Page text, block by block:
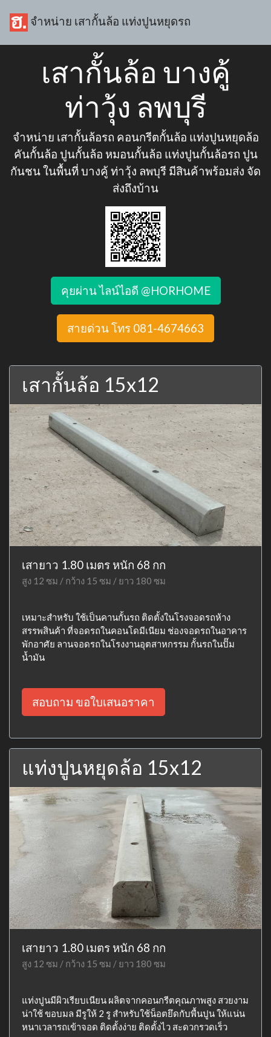
จำหน่าย เสากั้นล้อ แท่งปูนหยุดรถ
เสากั้นล้อ บางคู้
ท่าวุ้ง ลพบุรี
จำหน่าย เสากั้นล้อรถ คอนกรีตกั้นล้อ แท่งปูนหยุดล้อ
คันกั้นล้อ ปูนกั้นล้อ หมอนกั้นล้อ แท่งปูนกั้นล้อรถ ปูน
กันชน ในพื้นที่ บางคู้ ท่าวุ้ง ลพบุรี มีสินค้าพร้อมส่ง จัด
ส่งถึงบ้าน
คุยผ่าน ไลน์ไอดี @HORHOME
สายด่วน โทร 081-4674663
เสากั้นล้อ 15x12
เสายาว 1.80 เมตร หนัก 68 กก
สูง 12 ซม / กว้าง 15 ซม / ยาว 180 ซม
เหมาะสำหรับ ใช้เป็นคานกั้นรถ ติดตั้งในโรงจอดรถห้าง
สรรพสินค้า ที่จอดรถในคอนโดมีเนียม ช่องจอดรถในอาคาร
พักอาศัย ลานจอดรถในโรงงานอุตสาหกรรม กั้นรถในปั๊ม
น้ำมัน
สอบถาม ขอใบเสนอราคา
แท่งปูนหยุดล้อ 15x12
เสายาว 1.80 เมตร หนัก 68 กก
สูง 12 ซม / กว้าง 15 ซม / ยาว 180 ซม
แท่งปูนมีผิวเรียบเนียน ผลิตจากคอนกรีตคุณภาพสูง สวยงาม
น่าใช้ ขอบมล มีรูให้ 2 รู สำหรับใช้น็อตยึดกับพื้นปูน ให้แน่น
หนาเวลารถเข้าจอด ติดตั้งง่าย ติดตั้งไว สะดวกรวดเร็ว